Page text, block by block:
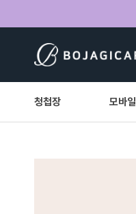
청첩장 모바일